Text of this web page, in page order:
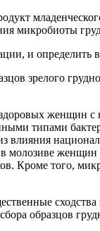
микробиоты
и определить
зрелого
женщин
типами
молозиве
Кроме того,
образцов